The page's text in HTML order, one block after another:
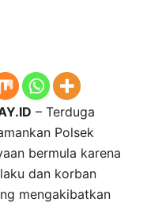
– Terduga
Polsek
bermula karena
dan korban
mengakibatkan